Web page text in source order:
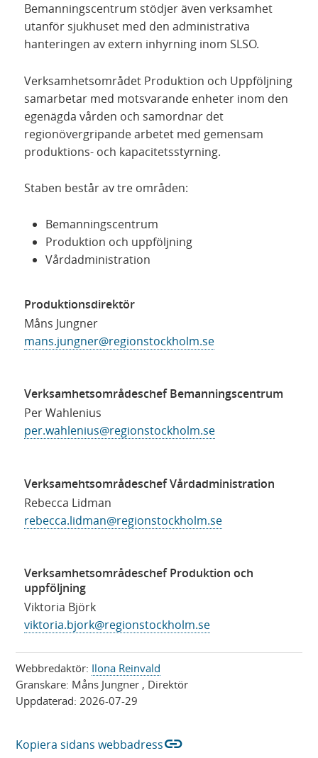
Bemanningscentrum stödjer även verksamhet
utanför sjukhuset med den administrativa
hanteringen av extern inhyrning inom SLSO.
Verksamhetsområdet Produktion och Uppföljning
samarbetar med motsvarande enheter inom den
egenägda vården och samordnar det
regionövergripande arbetet med gemensam
produktions- och kapacitetsstyrning.
Staben består av tre områden:
Bemanningscentrum
Produktion och uppföljning
Vårdadministration
Produktionsdirektör
Måns Jungner
mans.jungner@regionstockholm.se
Verksamhetsområdeschef Bemanningscentrum
Per Wahlenius
per.wahlenius@regionstockholm.se
Verksamehtsområdeschef Vårdadministration
Rebecca Lidman
rebecca.lidman@regionstockholm.se
Verksamhetsområdeschef Produktion och
uppföljning
Viktoria Björk
viktoria.bjork@regionstockholm.se
Webbredaktör: Ilona Reinvald
Granskare: Måns Jungner , Direktör
Uppdaterad:2026-07-29
Kopiera sidans webbadresslink